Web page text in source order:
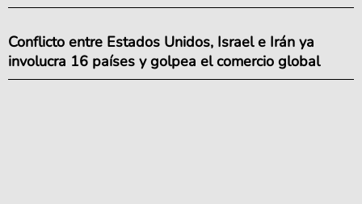
Conflicto entre Estados Unidos, Israel e Irán ya
involucra 16 países y golpea el comercio global